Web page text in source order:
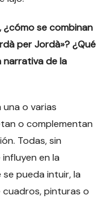
se combinan
per Jordà»? ¿Qué
narrativa de la
o varias
o complementan
Todas, sin
en la
pueda intuir, la
pinturas o